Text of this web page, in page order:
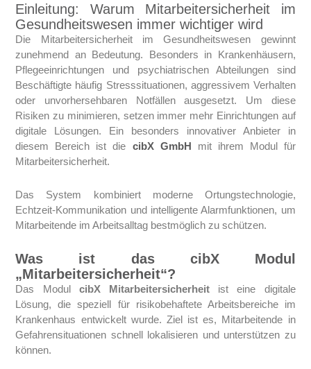
Einleitung: Warum Mitarbeitersicherheit im
Gesundheitswesen immer wichtiger wird
Die Mitarbeitersicherheit im Gesundheitswesen gewinnt
zunehmend an Bedeutung. Besonders in Krankenhäusern,
Pflegeeinrichtungen und psychiatrischen Abteilungen sind
Beschäftigte häufig Stresssituationen, aggressivem Verhalten
oder unvorhersehbaren Notfällen ausgesetzt. Um diese
Risiken zu minimieren, setzen immer mehr Einrichtungen auf
digitale Lösungen. Ein besonders innovativer Anbieter in
diesem Bereich ist die cibX GmbH mit ihrem Modul für
Mitarbeitersicherheit.
Das System kombiniert moderne Ortungstechnologie,
Echtzeit-Kommunikation und intelligente Alarmfunktionen, um
Mitarbeitende im Arbeitsalltag bestmöglich zu schützen.
Was ist das cibX Modul
„Mitarbeitersicherheit“?
Das Modul cibX Mitarbeitersicherheit ist eine digitale
Lösung, die speziell für risikobehaftete Arbeitsbereiche im
Krankenhaus entwickelt wurde. Ziel ist es, Mitarbeitende in
Gefahrensituationen schnell lokalisieren und unterstützen zu
können.